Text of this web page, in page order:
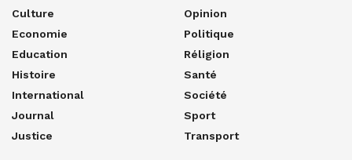
Culture
Economie
Education
Histoire
International
Journal
Justice
Opinion
Politique
Réligion
Santé
Société
Sport
Transport